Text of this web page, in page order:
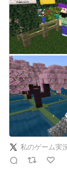
私のゲーム実